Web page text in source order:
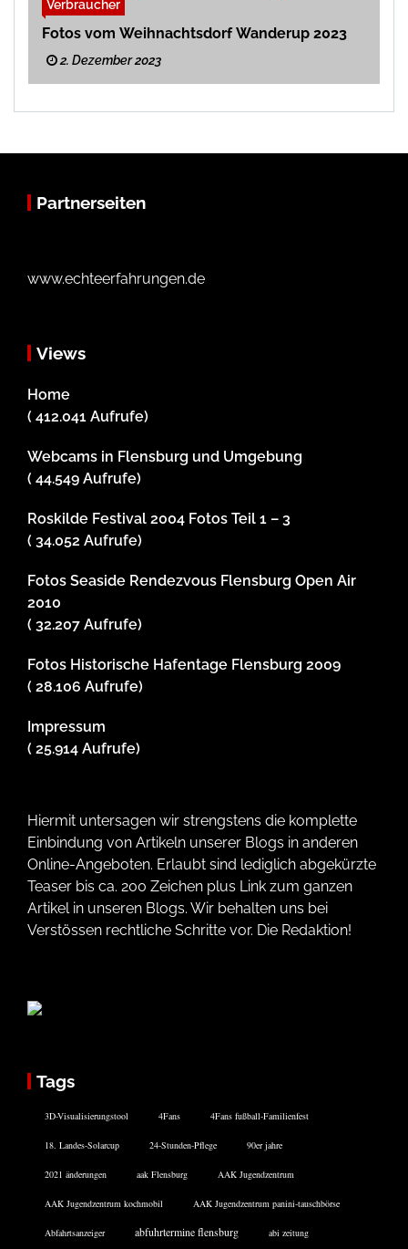
Verbraucher
Fotos vom Weihnachtsdorf Wanderup 2023
2. Dezember 2023
Partnerseiten
www.echteerfahrungen.de
Views
Home
( 412.041 Aufrufe)
Webcams in Flensburg und Umgebung
( 44.549 Aufrufe)
Roskilde Festival 2004 Fotos Teil 1 – 3
( 34.052 Aufrufe)
Fotos Seaside Rendezvous Flensburg Open Air
2010
( 32.207 Aufrufe)
Fotos Historische Hafentage Flensburg 2009
( 28.106 Aufrufe)
Impressum
( 25.914 Aufrufe)
Hiermit untersagen wir strengstens die komplette
Einbindung von Artikeln unserer Blogs in anderen
Online-Angeboten. Erlaubt sind lediglich abgekürzte
Teaser bis ca. 200 Zeichen plus Link zum ganzen
Artikel in unseren Blogs. Wir behalten uns bei
Verstössen rechtliche Schritte vor. Die Redaktion!
Tags
3D-Visualisierungstool 4Fans 4Fans fußball-Familienfest
18. Landes-Solarcup 24-Stunden-Pflege 90er jahre
2021 änderungen aak Flensburg AAK Jugendzentrum
AAK Jugendzentrum kochmobil AAK Jugendzentrum panini-tauschbörse
Abfahrtsanzeiger abfuhrtermine flensburg abi zeitung